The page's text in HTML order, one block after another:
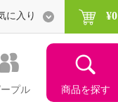
ープル 商品を探す
に入り ¥0